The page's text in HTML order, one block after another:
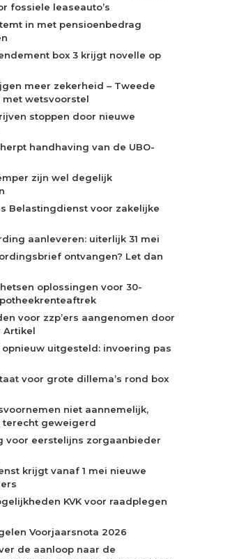
fossiele leaseauto’s
in met pensioenbedrag
box 3 krijgt novelle op
meer zekerheid – Tweede
met wetsvoorstel
stoppen door nieuwe
handhaving van de UBO-
zijn wel degelijk
Belastingdienst voor zakelijke
aanleveren: uiterlijk 31 mei
ontvangen? Let dan
oplossingen voor 30-
voor zzp’ers aangenomen door
Artikel
opnieuw uitgesteld: invoering pas
voor grote dillema’s rond box
niet aannemelijk,
terecht geweigerd
voor eerstelijns zorgaanbieder
krijgt vanaf 1 mei nieuwe
KVK voor raadplegen
Voorjaarsnota 2026
de aanloop naar de